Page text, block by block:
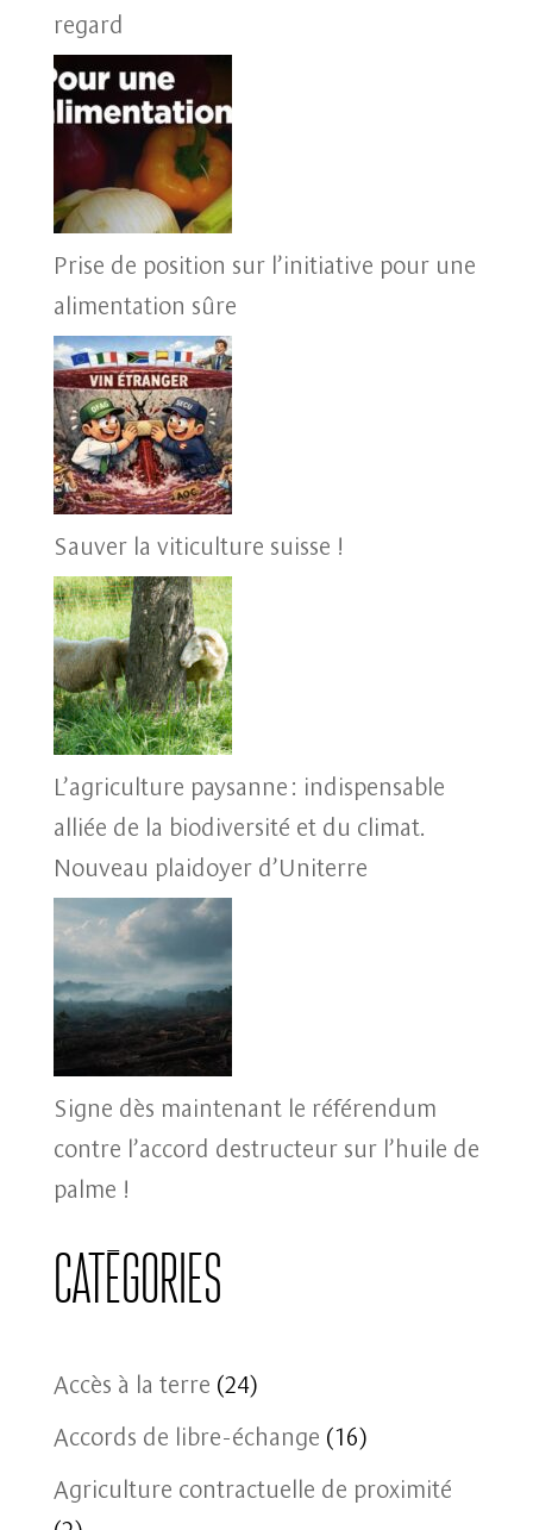
regard
Prise de position sur l’initiative pour une
alimentation sûre
Sauver la viticulture suisse !
L’agriculture paysanne : indispensable
alliée de la biodiversité et du climat.
Nouveau plaidoyer d’Uniterre
Signe dès maintenant le référendum
contre l’accord destructeur sur l’huile de
palme !
Catégories
Accès à la terre (24)
Accords de libre-échange (16)
Agriculture contractuelle de proximité